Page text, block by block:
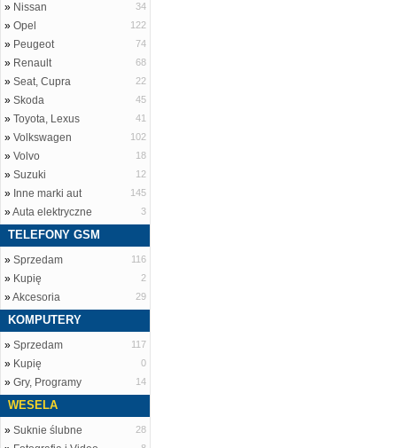
» Nissan 34
» Opel 122
» Peugeot 74
» Renault 68
» Seat, Cupra 22
» Skoda 45
» Toyota, Lexus 41
» Volkswagen 102
» Volvo 18
» Suzuki 12
» Inne marki aut 145
»Auta elektryczne 3
TELEFONY GSM
» Sprzedam 116
» Kupię 2
»Akcesoria 29
KOMPUTERY
» Sprzedam 117
» Kupię 0
» Gry, Programy 14
WESELA
» Suknie ślubne 28